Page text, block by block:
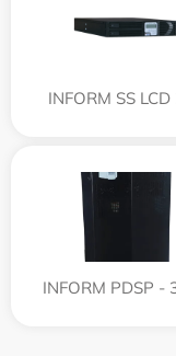
INFORM SS
INFORM PDSP -